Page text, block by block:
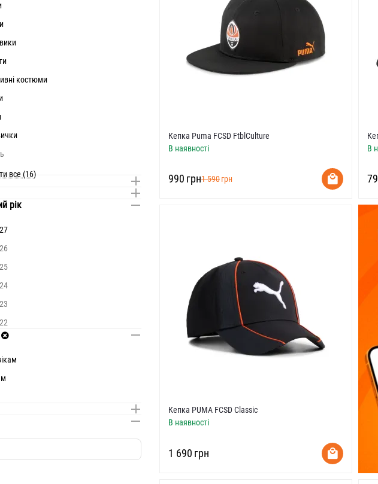
Кепка Puma FCSD FtblCulture
В наявності
‍990‍ грн‍1 590‍грн
В
Кепка PUMA FCSD Classic
В наявності
‍1 690‍ грн
костюми
все (16)
рік